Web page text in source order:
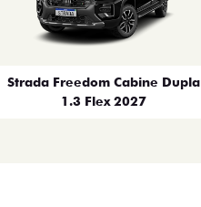
Strada Freedom Cabine Dupla
1.3 Flex 2027